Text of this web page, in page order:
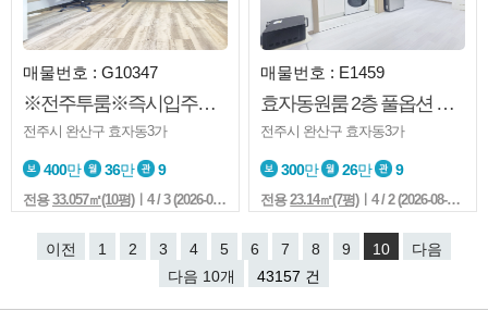
매물번호 : G10347
※전주투룸※즉시입주※전주재※홍산초※중문
전주시 완산구 효자동3가
400만 36만 9
전용33.057㎡(10평)ㅣ4 / 3 (2026-08-02 05:47:7)
매물번호 : E1459
효자동원룸 2층 풀옵션 컨디션굿 깔끔 즉시입주
전주시 완산구 효자동3가
300만 26만 9
전용23.14㎡(7평)ㅣ4 / 2 (2026-08-02 00:01:7)
이전 1 2 3 4 5 6 7 8 9 10
다음
다음 10개
43157 건